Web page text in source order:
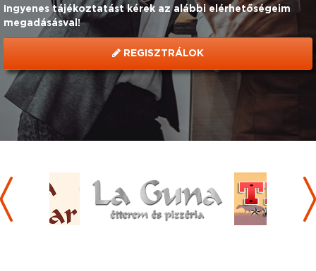
Ingyenes tájékoztatást kérek az alábbi elérhetőségeim
megadásásval!
REGISZTRÁLOK